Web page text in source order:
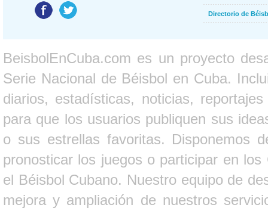
Directorio de
BeisbolEnCuba.com es un proyecto
Serie Nacional de Béisbol en Cuba.
diarios, estadísticas, noticias,
para que los usuarios publiquen sus
o sus estrellas favoritas. Disponemos
pronosticar los juegos o participar en
el Béisbol Cubano. Nuestro equipo de
mejora y ampliación de nuestros